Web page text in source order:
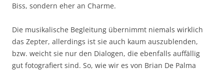
Biss, sondern eher an Charme.
Die musikalische Begleitung übernimmt niemals wirklich
das Zepter, allerdings ist sie auch kaum auszublenden,
bzw. weicht sie nur den Dialogen, die ebenfalls auffällig
gut fotografiert sind. So, wie wir es von Brian De Palma